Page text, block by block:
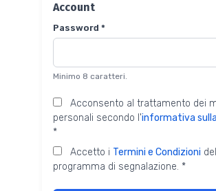
Account
Password *
Minimo 8 caratteri.
Acconsento al trattamento dei
personali secondo l'informativa
*
Accetto i Termini e Condizioni del
programma di segnalazione. *